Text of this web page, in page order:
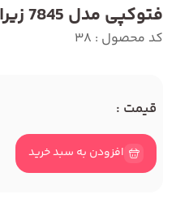
فتوکپی مدل 7845 زیراکس رنگی
کد محصول : 38
قیمت :
افزودن به سبد خرید